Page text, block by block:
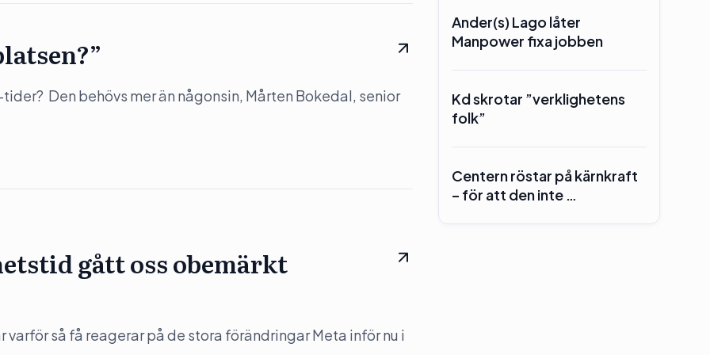
Den behövs mer än någonsin, Mårten Bokedal, senior
gått oss obemärkt
så få reagerar på de stora förändringar Meta inför nu i
Ander(s) Lago låter
Manpower fixa jobben
Kd skrotar ”verklighetens
folk”
Centern röstar på kärnkraft
– för att den inte …